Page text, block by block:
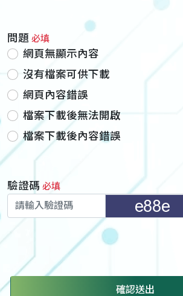
問題 必填
網頁無顯示內容
沒有檔案可供下載
網頁內容錯誤
檔案下載後無法開啟
檔案下載後內容錯誤
驗證碼 必填
確認送出